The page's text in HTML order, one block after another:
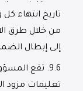
تاريخ انتهاء
من خلال طرق
إلى إبطال
9.6. تقع
تعليمات مزود